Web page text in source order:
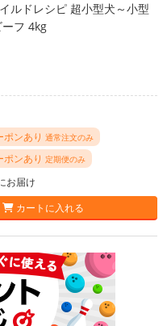
ルドレシピ 超小型犬～小型
フ 4kg
ポンあり 通常注文のみ
ポンあり 定期便のみ
お届け
カートに入れる